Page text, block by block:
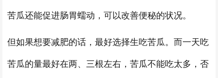
苦瓜还能促进肠胃蠕动，可以改善便秘的状况。
但如果想要减肥的话，最好选择生吃苦瓜。而一天吃
苦瓜的量最好在两、三根左右，苦瓜不能吃太多，否